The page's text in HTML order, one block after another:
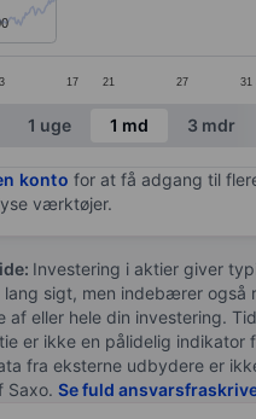
has 1 Y axis displaying
17 21 27 31
chart.
1 uge 1 md 3 mdr
konto for at få adgang til
værktøjer.
Investering i aktier giver
sigt, men indebærer også
af eller hele din investering.
er ikke en pålidelig indikator
fra eksterne udbydere er
Saxo. Se fuld